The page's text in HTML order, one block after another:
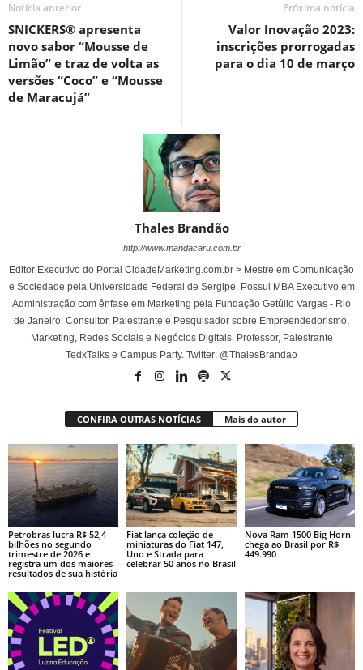
Notícia anterior
SNICKERS®️ apresenta
novo sabor “Mousse de
Limão” e traz de volta as
versões “Coco” e “Mousse
de Maracujá”
Próxima notícia
Valor Inovação 2023:
inscrições prorrogadas
para o dia 10 de março
Thales Brandão
http://www.mandacaru.com.br
Editor Executivo do Portal CidadeMarketing.com.br > Mestre em Comunicação
e Sociedade pela Universidade Federal de Sergipe. Possui MBA Executivo em
Administração com ênfase em Marketing pela Fundação Getúlio Vargas - Rio
de Janeiro. Consultor, Palestrante e Pesquisador sobre Empreendedorismo,
Marketing, Redes Sociais e Negócios Digitais. Professor, Palestrante
TedxTalks e Campus Party. Twitter: @ThalesBrandao
CONFIRA OUTRAS NOTÍCIAS Mais do autor
Petrobras lucra R$ 52,4
bilhões no segundo
trimestre de 2026 e
registra um dos maiores
resultados de sua história
Fiat lança coleção de
miniaturas do Fiat 147,
Uno e Strada para
celebrar 50 anos no Brasil
Nova Ram 1500 Big Horn
chega ao Brasil por R$
449.990